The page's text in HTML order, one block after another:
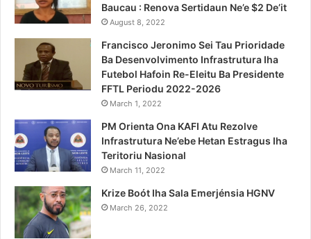
Baucau : Renova Sertidaun Ne’e $2 De’it
August 8, 2022
Francisco Jeronimo Sei Tau Prioridade
Ba Desenvolvimento Infrastrutura Iha
Futebol Hafoin Re-Eleitu Ba Presidente
FFTL Periodu 2022-2026
March 1, 2022
PM Orienta Ona KAFI Atu Rezolve
Infrastrutura Ne’ebe Hetan Estragus Iha
Teritoriu Nasional
March 11, 2022
Krize Boót Iha Sala Emerjénsia HGNV
March 26, 2022